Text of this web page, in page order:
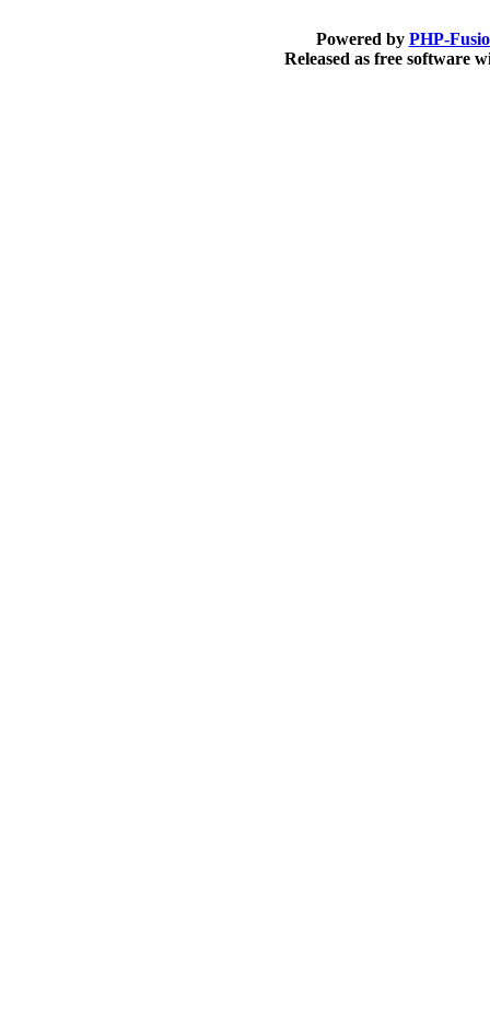
Powered by PHP-
Released as free software